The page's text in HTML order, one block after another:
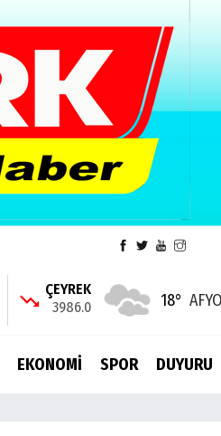
ÇEYREK
3986.0
18°
EKONOMİ SPOR DUYURU